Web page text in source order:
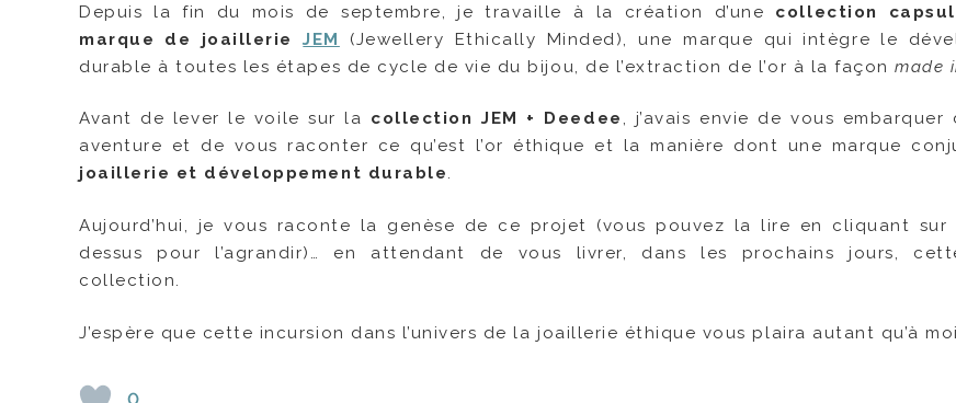
Depuis la fin du mois de septembre, je travaille à la création d’une collection
marque de joaillerieJEM
(Jewellery Ethically Minded), une marque qui intègre le
durable à toutes les étapes de cycle de vie du bijou, de l’extraction de l’or à la façonmade
Avant de lever le voile sur la collection JEM + Deedee , j’avais envie de vous
aventure et de vous raconter ce qu’est l’or éthique et la manière dont une marque
joaillerie et développement durable.
Aujourd’hui, je vous raconte la genèse de ce projet (vous pouvez la lire en cliquant sur
dessus pour l’agrandir)… en attendant de vous livrer, dans les prochains jours,
collection.
J’espère que cette incursion dans l’univers de la joaillerie éthique vous plaira autant qu’à